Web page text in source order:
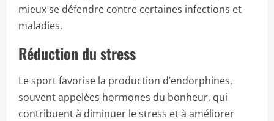
mieux se défendre contre certaines infections et
maladies.
Réduction du stress
Le sport favorise la production d’endorphines,
souvent appelées hormones du bonheur, qui
contribuent à diminuer le stress et à améliorer